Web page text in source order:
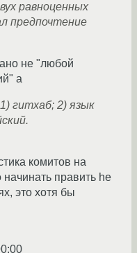
равноценных
предпочтение
не "любой
а
гитхаб; 2) язык
комитов на
править he
это хотя бы